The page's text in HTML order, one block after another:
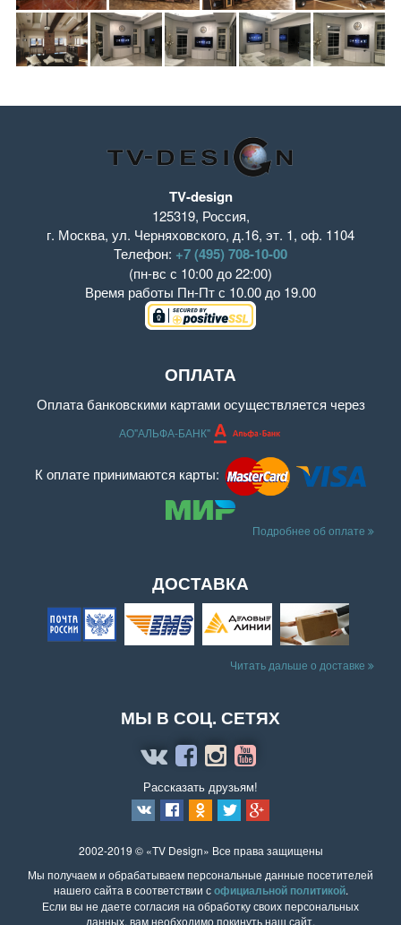
TV-design
125319, Россия,
г. Москва, ул. Черняховского, д.16, эт. 1, оф. 1104
Телефон: +7 (495) 708-10-00
(пн-вс с 10:00 до 22:00)
Время работы Пн-Пт с 10.00 до 19.00
ОПЛАТА
Оплата банковскими картами осуществляется через
АО"АЛЬФА-БАНК"
К оплате принимаются карты:
Подробнее об оплате
ДОСТАВКА
Читать дальше о доставке
МЫ В СОЦ. СЕТЯХ
Рассказать друзьям!
2002-2019 © «TV Design» Все права защищены
Мы получаем и обрабатываем персональные данные посетителей
нашего сайта в соответствии софициальной политикой.
Если вы не даете согласия на обработку своих персональных
данных, вам необходимо покинуть наш сайт.